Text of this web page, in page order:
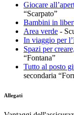
Giocare
“Scarpato”
Bambini in
Area verde -
In viaggio per
Spazi per
“Fontana”
Tutto al posto
secondaria
Allegati